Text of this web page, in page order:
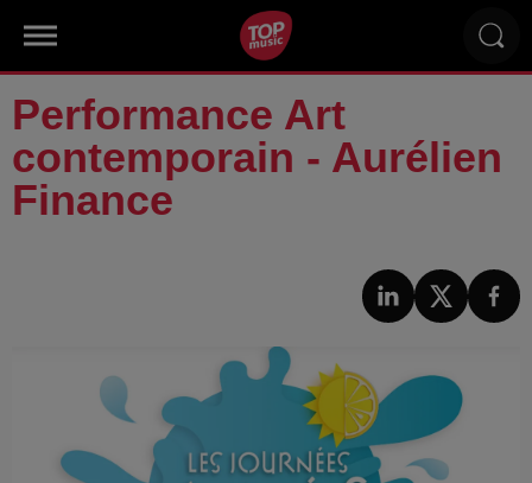
Performance Art
contemporain - Aurélien
Finance